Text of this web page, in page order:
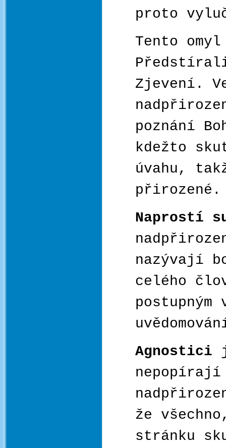
proto
Tento
Předstírali
Zjevení.
poznání
kdežto
úvahu,
přirozené.
Naprostí
nazývají
celého
Agnostici
nepopírají
že
stránku